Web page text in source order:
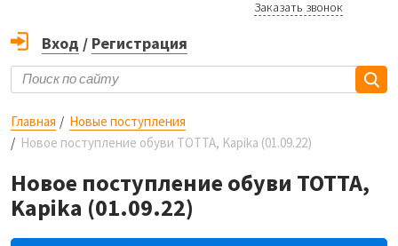
Заказать звонок
Вход / Регистрация
Главная
Новые поступления
Новое поступление обуви ТОТТА, Kapika (01.09.22)
Новое поступление обуви ТОТТА,
Kapika (01.09.22)